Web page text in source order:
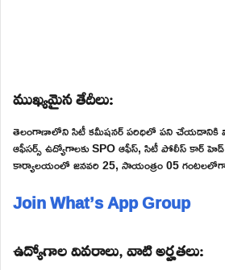
ముఖ్యమైన తేదీలు:
తెలంగాణాలోని సిటీ కమీషనర్ పరిధిలో పని చేయడానికి
ఆఫీసర్స్ ఉద్యోగాలకు SPO ఆఫీస్, సిటీ పోలీస్ కార్ హెడ్
కార్యాలయంలో జనవరి 25, సాయంత్రం 05 గంటలలోగా
Join What’s App Group
ఉద్యోగాల వివరాలు, వాటి అర్హతలు: